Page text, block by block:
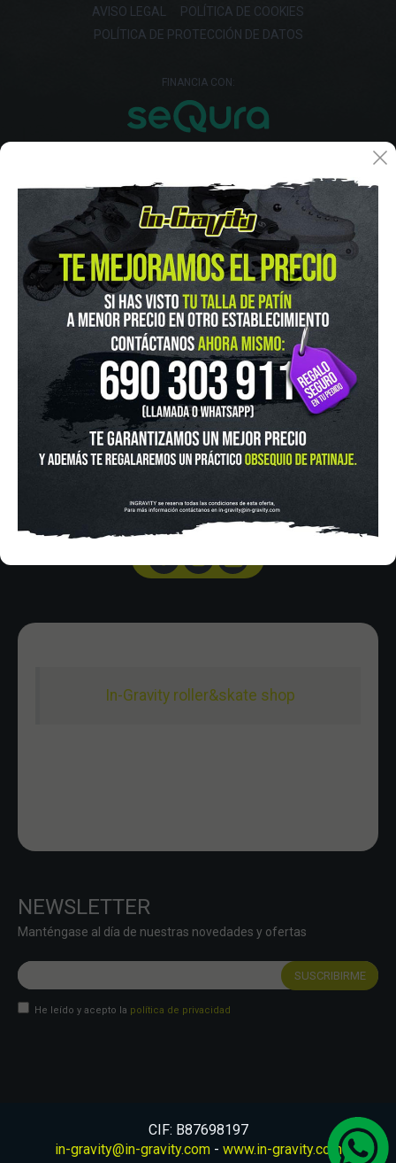
AVISO LEGAL
POLÍTICA DE COOKIES
POLÍTICA DE PROTECCIÓN DE DATOS
FINANCIA CON:
In-Gravity roller&skate shop
IN-GRAVITY MADRID RETIRO
Pza. Mariano de Cavia, 2
Tel.:
915 524 553
in-gravity@in-gravity.com
HORARIO
Domingo 10:00-15:00
NEWSLETTER
Manténgase al día de nuestras novedades y ofertas
He leído y acepto la política de privacidad
CIF: B87698197
in-gravity@in-gravity.com- www.in-gravity.com